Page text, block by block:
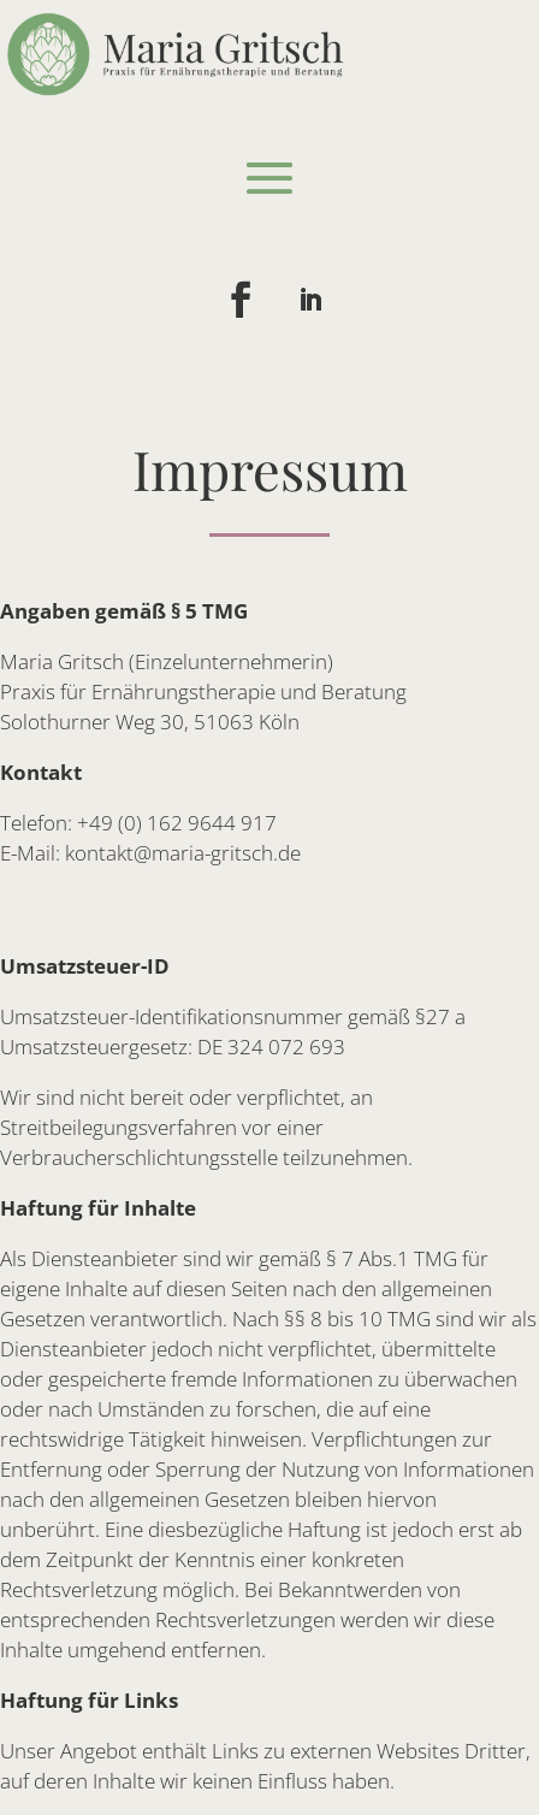
Impressum
Angaben gemäß § 5 TMG
Maria Gritsch (Einzelunternehmerin)
Praxis für Ernährungstherapie und Beratung
Solothurner Weg 30, 51063 Köln
Kontakt
Telefon: +49 (0) 162 9644 917
E-Mail: kontakt@maria-gritsch.de
Umsatzsteuer-ID
Umsatzsteuer-Identifikationsnummer gemäß §27 a
Umsatzsteuergesetz: DE 324 072 693
Wir sind nicht bereit oder verpflichtet, an
Streitbeilegungsverfahren vor einer
Verbraucherschlichtungsstelle teilzunehmen.
Haftung für Inhalte
Als Diensteanbieter sind wir gemäß § 7 Abs.1 TMG für
eigene Inhalte auf diesen Seiten nach den allgemeinen
Gesetzen verantwortlich. Nach §§ 8 bis 10 TMG sind wir als
Diensteanbieter jedoch nicht verpflichtet, übermittelte
oder gespeicherte fremde Informationen zu überwachen
oder nach Umständen zu forschen, die auf eine
rechtswidrige Tätigkeit hinweisen. Verpflichtungen zur
Entfernung oder Sperrung der Nutzung von Informationen
nach den allgemeinen Gesetzen bleiben hiervon
unberührt. Eine diesbezügliche Haftung ist jedoch erst ab
dem Zeitpunkt der Kenntnis einer konkreten
Rechtsverletzung möglich. Bei Bekanntwerden von
entsprechenden Rechtsverletzungen werden wir diese
Inhalte umgehend entfernen.
Haftung für Links
Unser Angebot enthält Links zu externen Websites Dritter,
auf deren Inhalte wir keinen Einfluss haben.